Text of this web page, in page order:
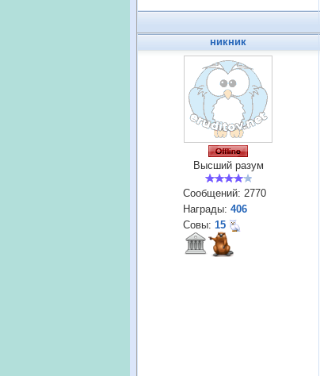
никник
Высший разум
Сообщений: 2770
Награды: 406
Совы: 15